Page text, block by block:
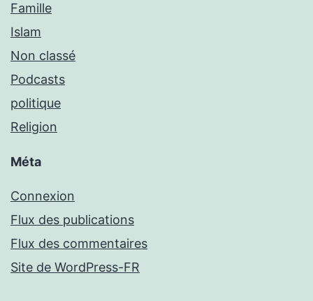
Famille
Islam
Non classé
Podcasts
politique
Religion
Méta
Connexion
Flux des publications
Flux des commentaires
Site de WordPress-FR